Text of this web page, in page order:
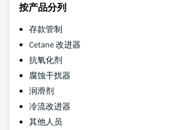
按产品分列
存款管制
Cetane 改进器
抗氧化剂
腐蚀干扰器
润滑剂
冷流改进器
其他人员